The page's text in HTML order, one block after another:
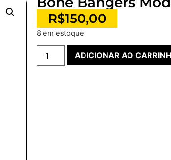
R$150,00
8 em estoque
ADICIONAR AO